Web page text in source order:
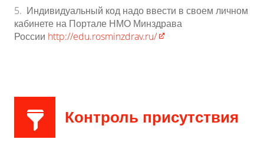
5. Индивидуальный код надо ввести в своем личном
кабинете на Портале НМО Минздрава
России http://edu.rosminzdrav.ru/​
Контроль присутствия